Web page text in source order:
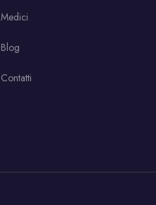
Medici
Blog
Contatti